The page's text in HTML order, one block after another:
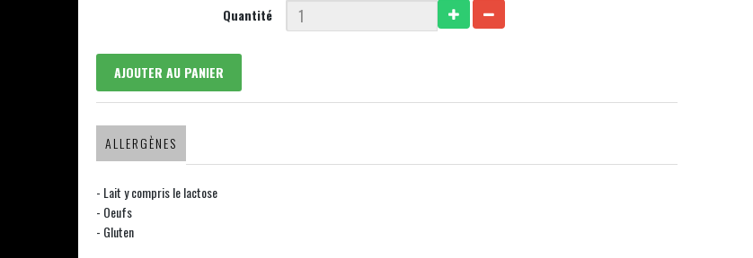
Quantité
AJOUTER AU PANIER
ALLERGÈNES
- Lait y compris le lactose
- Oeufs
- Gluten